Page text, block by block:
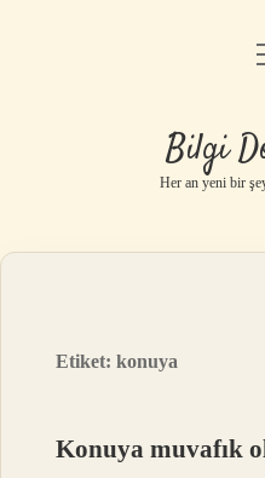
Bilgi
Her an yeni bir
Etiket:konuya
Konuya muvafık